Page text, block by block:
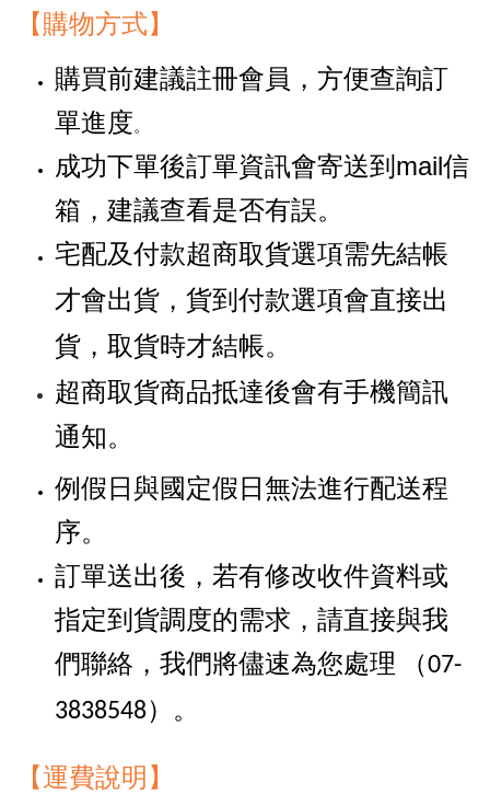
【購物方式】
購買前建議註冊會員，方便查詢訂
單進度。
成功下單後訂單資訊會寄送到mail信
箱，建議查看是否有誤。
宅配及付款超商取貨選項需先結帳
才會出貨，貨到付款選項會直接出
貨，取貨時才結帳。
超商取貨商品抵達後會有手機簡訊
通知。
例假日與國定假日無法進行配送程
序。
訂單送出後，若有修改收件資料或
指定到貨調度的需求，請直接與我
們聯絡，我們將儘速為您處理 （07-
3838548） 。
【運費說明】